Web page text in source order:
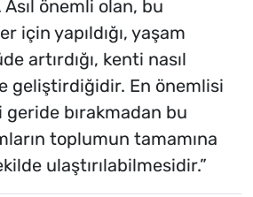
önemli olan, bu
için yapıldığı, yaşam
artırdığı, kenti nasıl
geliştirdiğidir. En önemlisi
bırakmadan bu
toplumun tamamına
ulaştırılabilmesidir.”